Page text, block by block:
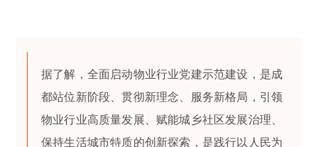
据了解，全面启动物业行业党建示范建设，是成
都站位新阶段、贯彻新理念、服务新格局，引领
物业行业高质量发展、赋能城乡社区发展治理、
保持生活城市特质的创新探索，是践行以人民为